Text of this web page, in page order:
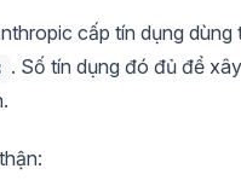
cấp tín dụng
. Số tín dụng đó đủ để